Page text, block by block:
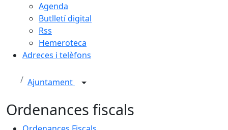
Agenda
Butlletí digital
Rss
Hemeroteca
Adreces i telèfons
Ajuntament
Ordenances fiscals